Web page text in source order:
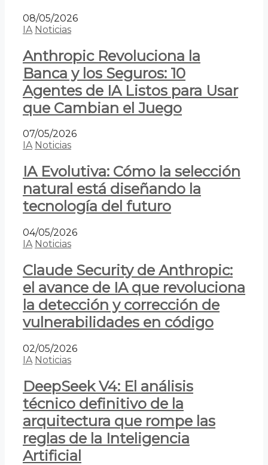
08/05/2026
IA Noticias
Anthropic Revoluciona la
Banca y los Seguros: 10
Agentes de IA Listos para Usar
que Cambian el Juego
07/05/2026
IA Noticias
IA Evolutiva: Cómo la selección
natural está diseñando la
tecnología del futuro
04/05/2026
IA Noticias
Claude Security de Anthropic:
el avance de IA que revoluciona
la detección y corrección de
vulnerabilidades en código
02/05/2026
IA Noticias
DeepSeek V4: El análisis
técnico definitivo de la
arquitectura que rompe las
reglas de la Inteligencia
Artificial